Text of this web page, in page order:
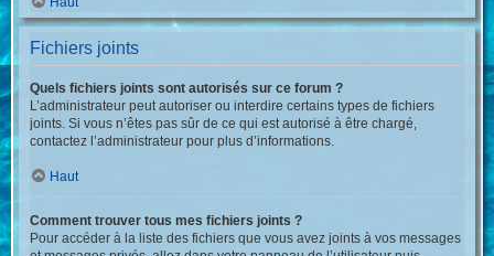
Fichiers joints
Quels fichiers joints sont autorisés sur ce forum ?
L’administrateur peut autoriser ou interdire certains types de fichiers
joints. Si vous n’êtes pas sûr de ce qui est autorisé à être chargé,
contactez l’administrateur pour plus d’informations.
Haut
Comment trouver tous mes fichiers joints ?
Pour accéder à la liste des fichiers que vous avez joints à vos messages